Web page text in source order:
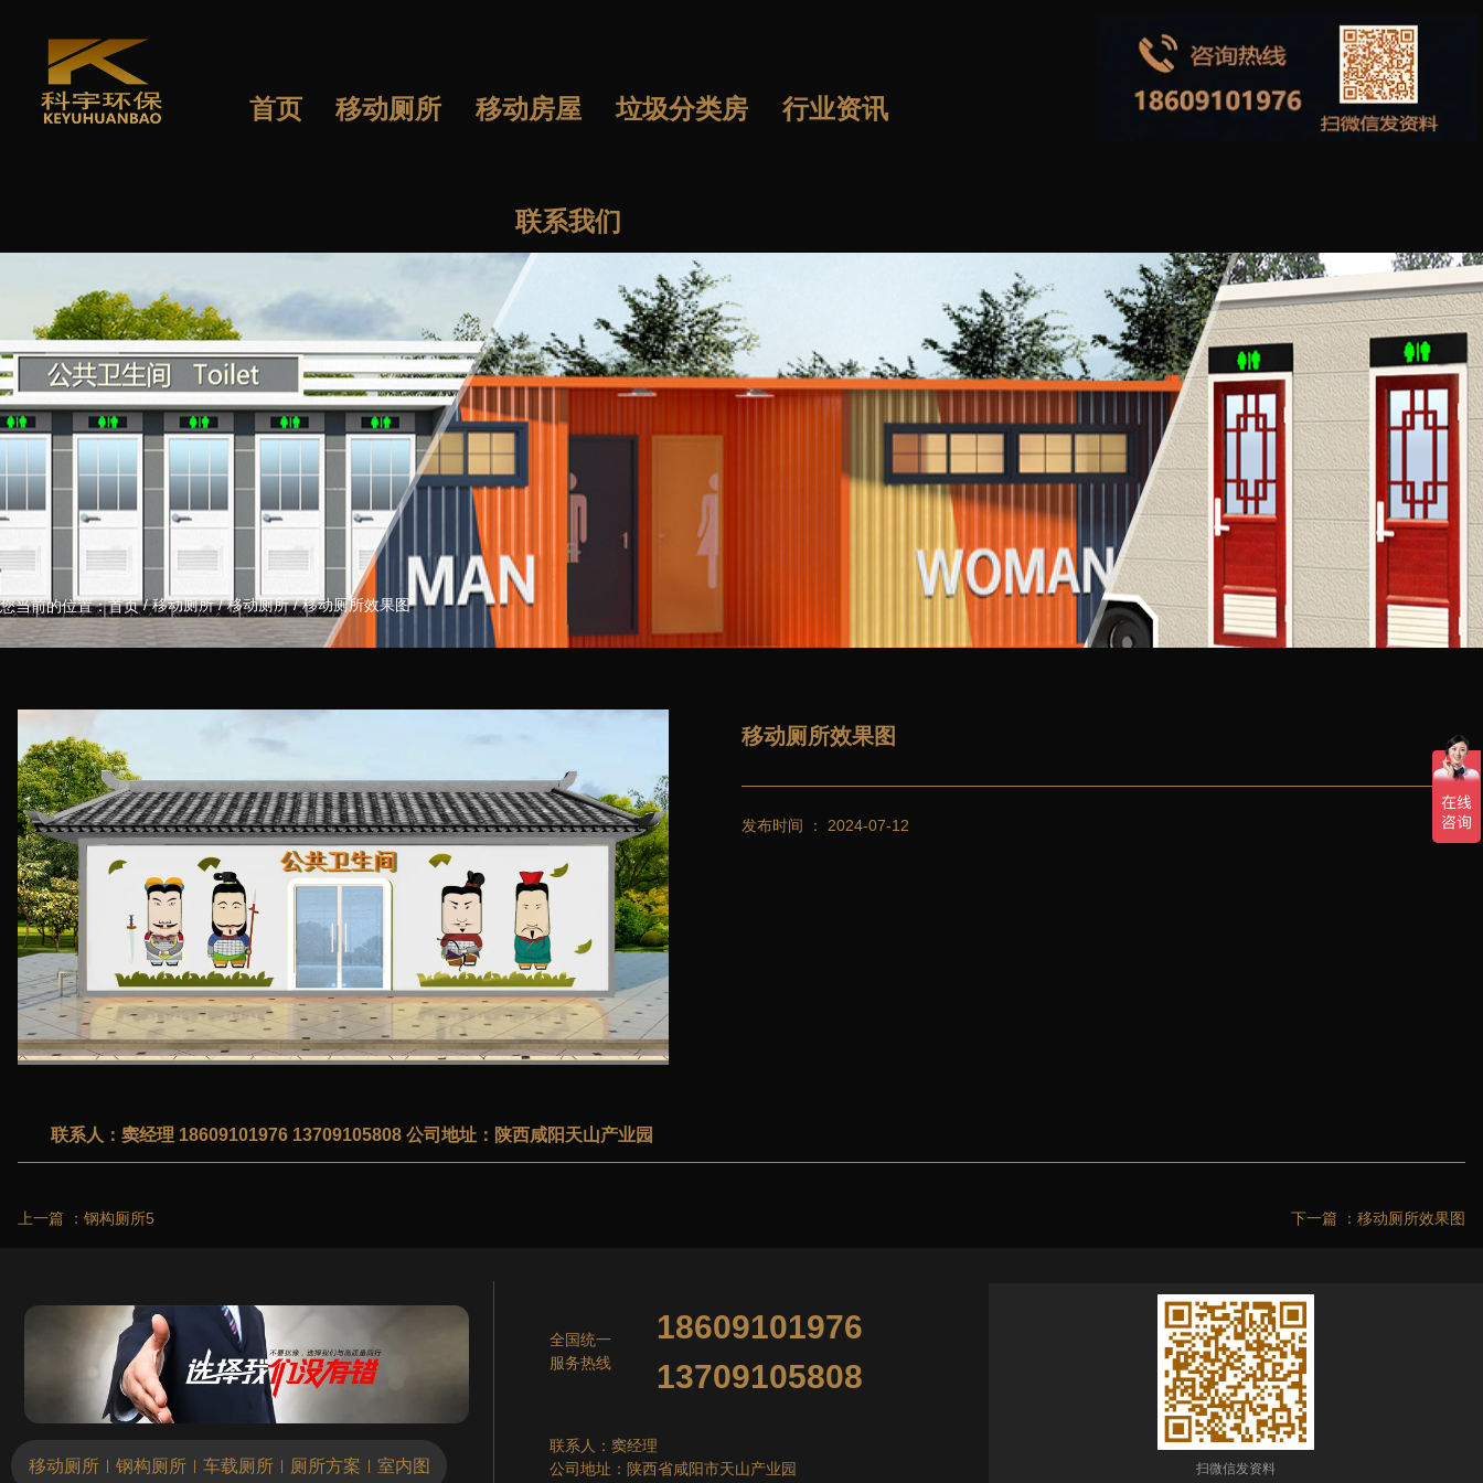
首页 移动厕所 移动房屋 垃圾分类房 行业资讯
联系我们
您当前的位置：首页/移动厕所 /移动厕所 /移动厕所效果图
移动厕所效果图
发布时间 ： 2024-07-12
联系人：窦经理 18609101976 13709105808 公司地址：陕西咸阳天山产业园
上一篇 ： 钢构厕所5 下一篇 ： 移动厕所效果图
移动厕所 | 钢构厕所 | 车载厕所 | 厕所方案 | 室内图
全国统一
服务热线
18609101976
13709105808
联系人：窦经理
公司地址：陕西省咸阳市天山产业园
扫微信发资料